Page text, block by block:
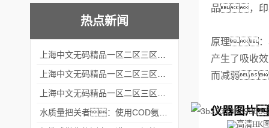
热点新闻
品，印
原理：
产生了吸收
而减弱
仪器图片